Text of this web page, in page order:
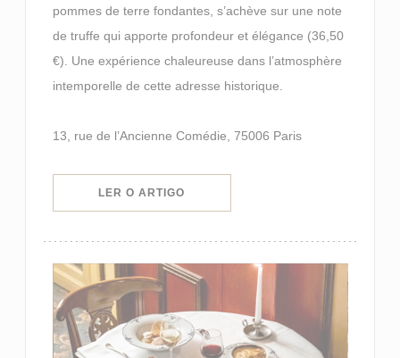
pommes de terre fondantes, s’achève sur une note
de truffe qui apporte profondeur et élégance (36,50
€). Une expérience chaleureuse dans l’atmosphère
intemporelle de cette adresse historique.
13, rue de l’Ancienne Comédie, 75006 Paris
LER O ARTIGO